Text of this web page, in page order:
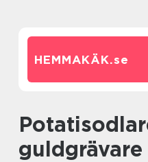
HEMMAKÄK.se
Potatisodlare: Jordens
guldgrävare